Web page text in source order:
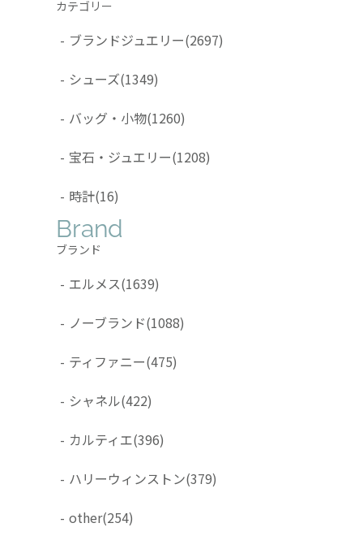
カテゴリー
- ブランドジュエリー(2697)
- シューズ(1349)
- バッグ・小物(1260)
- 宝石・ジュエリー(1208)
- 時計(16)
Brand
ブランド
- エルメス(1639)
- ノーブランド(1088)
- ティファニー(475)
- シャネル(422)
- カルティエ(396)
- ハリーウィンストン(379)
- other(254)